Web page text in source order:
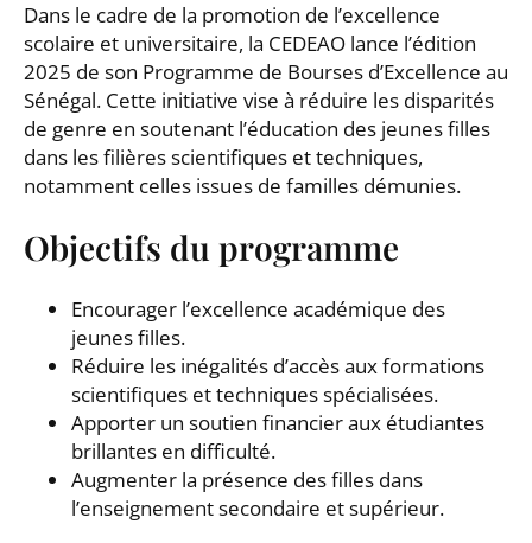
Dans le cadre de la promotion de l’excellence
scolaire et universitaire, la CEDEAO lance l’édition
2025 de son Programme de Bourses d’Excellence au
Sénégal. Cette initiative vise à réduire les disparités
de genre en soutenant l’éducation des jeunes filles
dans les filières scientifiques et techniques,
notamment celles issues de familles démunies.
Objectifs du programme
Encourager l’excellence académique des
jeunes filles.
Réduire les inégalités d’accès aux formations
scientifiques et techniques spécialisées.
Apporter un soutien financier aux étudiantes
brillantes en difficulté.
Augmenter la présence des filles dans
l’enseignement secondaire et supérieur.